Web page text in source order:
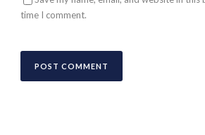
time I comment.